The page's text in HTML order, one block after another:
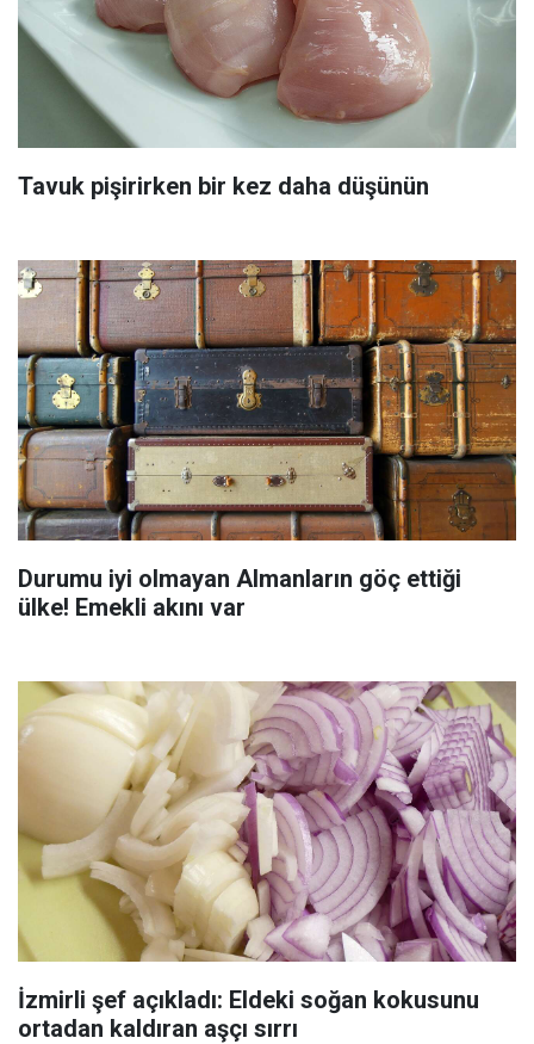
Tavuk pişirirken bir kez daha düşünün
Durumu iyi olmayan Almanların göç ettiği
ülke! Emekli akını var
İzmirli şef açıkladı: Eldeki soğan kokusunu
ortadan kaldıran aşçı sırrı